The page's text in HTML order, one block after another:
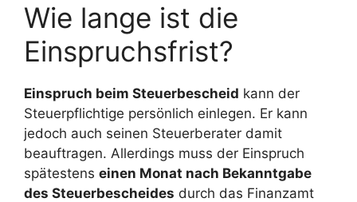
Wie lange ist die
Einspruchsfrist?
Einspruch beim Steuerbescheid kann der
Steuerpflichtige persönlich einlegen. Er kann
jedoch auch seinen Steuerberater damit
beauftragen. Allerdings muss der Einspruch
spätestens einen Monat nach Bekanntgabe
des Steuerbescheides durch das Finanzamt